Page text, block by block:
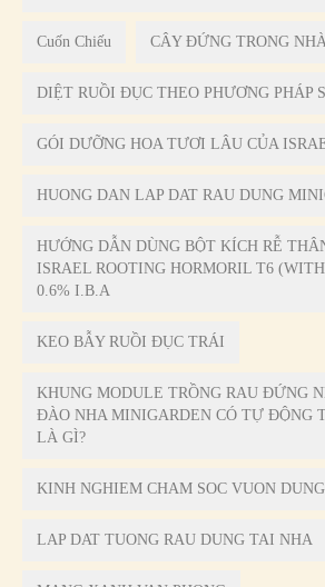
Cuốn Chiếu CÂY ĐỨNG TRONG
DIỆT RUỒI ĐỤC THEO PHƯƠNG PHÁP
GÓI DƯỠNG HOA TƯƠI LÂU CỦA
HUONG DAN LAP DAT RAU DUNG
HƯỚNG DẪN DÙNG BỘT KÍCH RỄ
ISRAEL ROOTING HORMORIL T6
0.6% I.B.A
KEO BẪY RUỒI ĐỤC TRÁI
KHUNG MODULE TRỒNG RAU ĐỨNG
ĐÀO NHA MINIGARDEN CÓ TỰ ĐỘNG
LÀ GÌ?
KINH NGHIEM CHAM SOC VUON
LAP DAT TUONG RAU DUNG TAI NHA